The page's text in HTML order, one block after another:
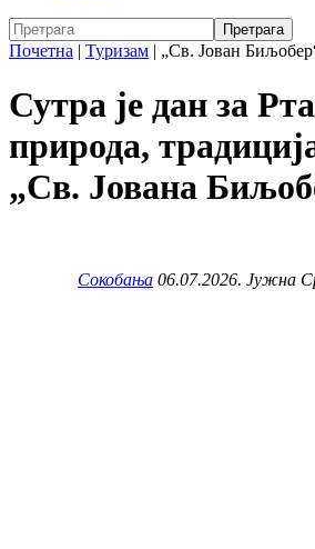
Почетна | Туризам | „Св. Јован
Сутра је дан за
природа,
„Св. Јована
Сокобања 06.07.2026. Јужна